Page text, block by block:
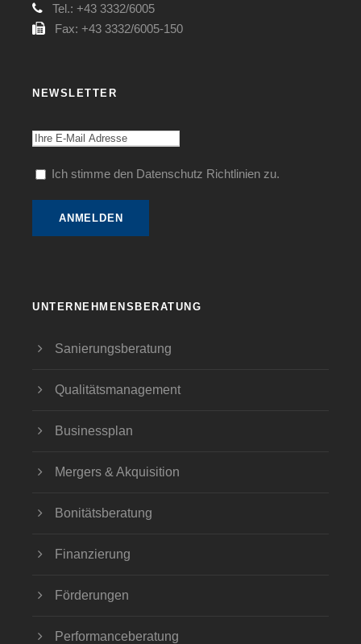
Tel.: +43 3332/6005
Fax: +43 3332/6005-150
NEWSLETTER
Ich stimme den Datenschutz Richtlinien zu.
UNTERNEHMENSBERATUNG
Sanierungsberatung
Qualitätsmanagement
Businessplan
Mergers & Akquisition
Bonitätsberatung
Finanzierung
Förderungen
Performanceberatung